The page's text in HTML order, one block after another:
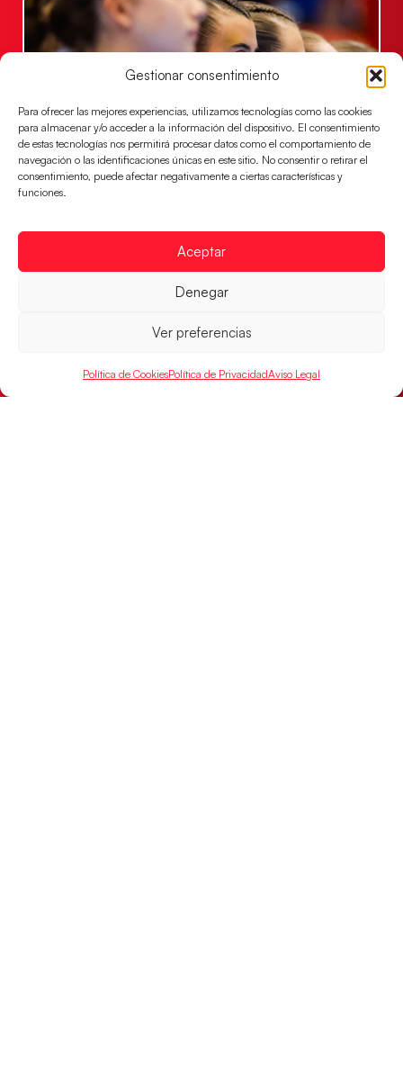
Gestionar consentimiento
Para ofrecer las mejores experiencias, utilizamos tecnologías como las cookies
para almacenar y/o acceder a la información del dispositivo. El consentimiento
de estas tecnologías nos permitirá procesar datos como el comportamiento de
navegación o las identificaciones únicas en este sitio. No consentir o retirar el
consentimiento, puede afectar negativamente a ciertas características y
funciones.
Aceptar
Denegar
Ver preferencias
Política de CookiesPolítica de PrivacidadAviso Legal
Las Guerreras Juveniles lucharán por el oro
El conjunto dirigido por Cristina Cabeza se lleva la
victoria en las semifinales contra Egipto y luchará por
el oro